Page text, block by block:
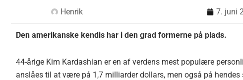
Henrik 7. juni
Den amerikanske kendis har i den grad formerne på plads.
44-årige Kim Kardashian er en af verdens mest populære
anslåes til at være på 1,7 milliarder dollars, men også på